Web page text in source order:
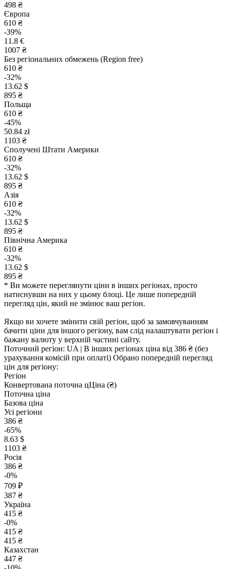
498 ₴
Європа
610 ₴
-39%
11.8 €
1007 ₴
Без регіональних обмежень (Region free)
610 ₴
-32%
13.62 $
895 ₴
Польща
610 ₴
-45%
50.84 zł
1103 ₴
Сполучені Штати Америки
610 ₴
-32%
13.62 $
895 ₴
Азія
610 ₴
-32%
13.62 $
895 ₴
Північна Америка
610 ₴
-32%
13.62 $
895 ₴
* Ви можете переглянути ціни в інших регіонах, просто
натиснувши на них у цьому блоці. Це лише попередній
перегляд цін, який не змінює ваш регіон.
Якщо ви хочете змінити свій регіон, щоб за замовчуванням
бачити ціни для іншого регіону, вам слід налаштувати регіон і
бажану валюту у верхній частині сайту.
Поточний регіон: UA | В інших регіонах ціна від 386 ₴ (без
урахування комісій при оплаті) Обрано попередній перегляд
цін для регіону:
Регіон
Конвертована поточна цЦіна (₴)
Поточна ціна
Базова ціна
Усі регіони
386 ₴
-65%
8.63 $
1103 ₴
Росія
386 ₴
-0%
709 ₽
387 ₴
Україна
415 ₴
-0%
415 ₴
415 ₴
Казахстан
447 ₴